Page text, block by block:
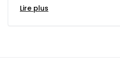
Lire plus